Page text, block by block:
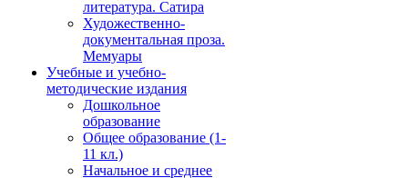
литература. Сатира
Художественно-
документальная проза.
Мемуары
Учебные и учебно-
методические издания
Дошкольное
образование
Общее образование (1-
11 кл.)
Начальное и среднее